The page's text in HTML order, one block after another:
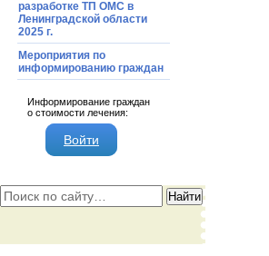
разработке ТП ОМС в
Ленинградской области
2025 г.
Мероприятия по
информированию граждан
Информирование граждан
о стоимости лечения:
Войти